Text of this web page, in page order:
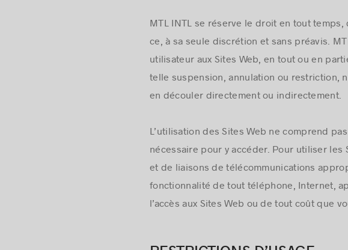
MTL INTL se réserve le droit en tout
ce, à sa seule discrétion et sans préavis.
utilisateur aux Sites Web, en tout ou en
telle suspension, annulation ou restriction,
en découler directement ou indirectement.
L’utilisation des Sites Web ne comprend
nécessaire pour y accéder. Pour utiliser les
et de liaisons de télécommunications
fonctionnalité de tout téléphone, Internet,
l’accès aux Sites Web ou de tout coût que